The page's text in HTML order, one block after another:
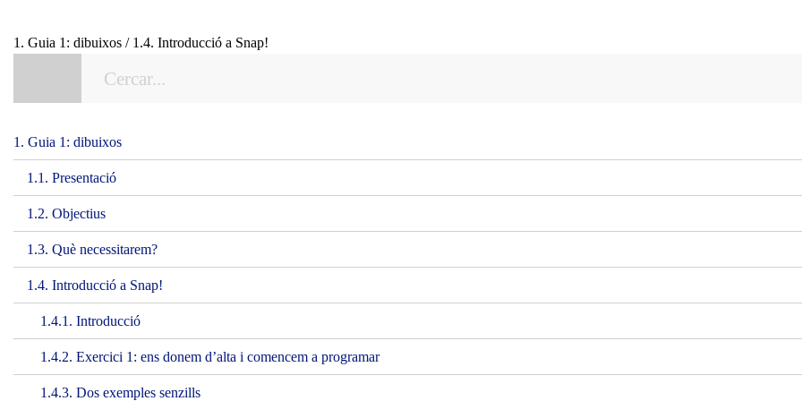
1. Guia 1: dibuixos / 1.4. Introducció a Snap!
1. Guia 1: dibuixos
1.1. Presentació
1.2. Objectius
1.3. Què necessitarem?
1.4. Introducció a Snap!
1.4.1. Introducció
1.4.2. Exercici 1: ens donem d’alta i comencem a programar
1.4.3. Dos exemples senzills